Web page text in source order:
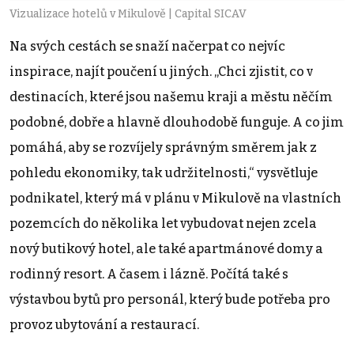
Vizualizace hotelů v Mikulově | Capital SICAV
Na svých cestách se snaží načerpat co nejvíc
inspirace, najít poučení u jiných. „Chci zjistit, co v
destinacích, které jsou našemu kraji a městu něčím
podobné, dobře a hlavně dlouhodobě funguje. A co jim
pomáhá, aby se rozvíjely správným směrem jak z
pohledu ekonomiky, tak udržitelnosti,“ vysvětluje
podnikatel, který má v plánu v Mikulově na vlastních
pozemcích do několika let vybudovat nejen zcela
nový butikový hotel, ale také apartmánové domy a
rodinný resort. A časem i lázně. Počítá také s
výstavbou bytů pro personál, který bude potřeba pro
provoz ubytování a restaurací.